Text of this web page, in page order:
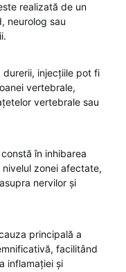
realizată de un
neurolog sau
injecțiile pot fi
vertebrale,
vertebrale sau
în inhibarea
zonei afectate,
nervilor și
principală a
facilitând
inflamației și